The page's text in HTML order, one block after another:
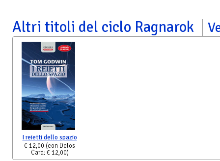
Altri titoli del ciclo Ragnarok
I reietti dello spazio
€ 12,00 (con Delos
Card: € 12,00)